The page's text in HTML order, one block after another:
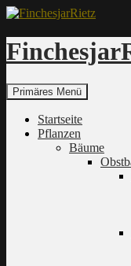
Zum
springen
Suchen
Primäres Menü
Startseite
Pflanzen
Bäume